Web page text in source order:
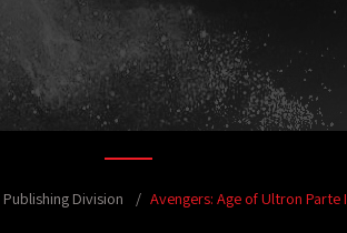
Publishing Division Avengers: Age of Ultron Parte I